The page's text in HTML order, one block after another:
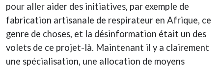
pour aller aider des initiatives, par exemple de
fabrication artisanale de respirateur en Afrique, ce
genre de choses, et la désinformation était un des
volets de ce projet-là. Maintenant il y a clairement
une spécialisation, une allocation de moyens